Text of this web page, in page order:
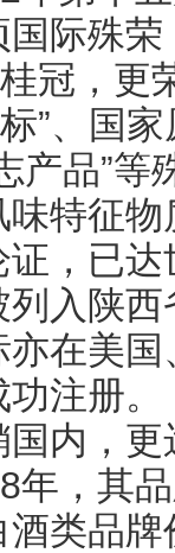
际殊
冠，更
”、国
产品”等
特征物
，已
入陕
在美
注册。
内，
年，其
类品